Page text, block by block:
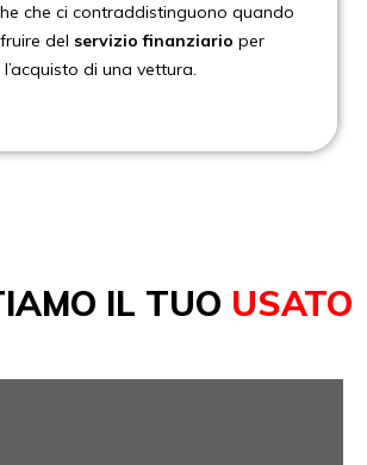
che ci contraddistinguono quando
del servizio finanziario per
l’acquisto di una vettura.
IL TUO USATO